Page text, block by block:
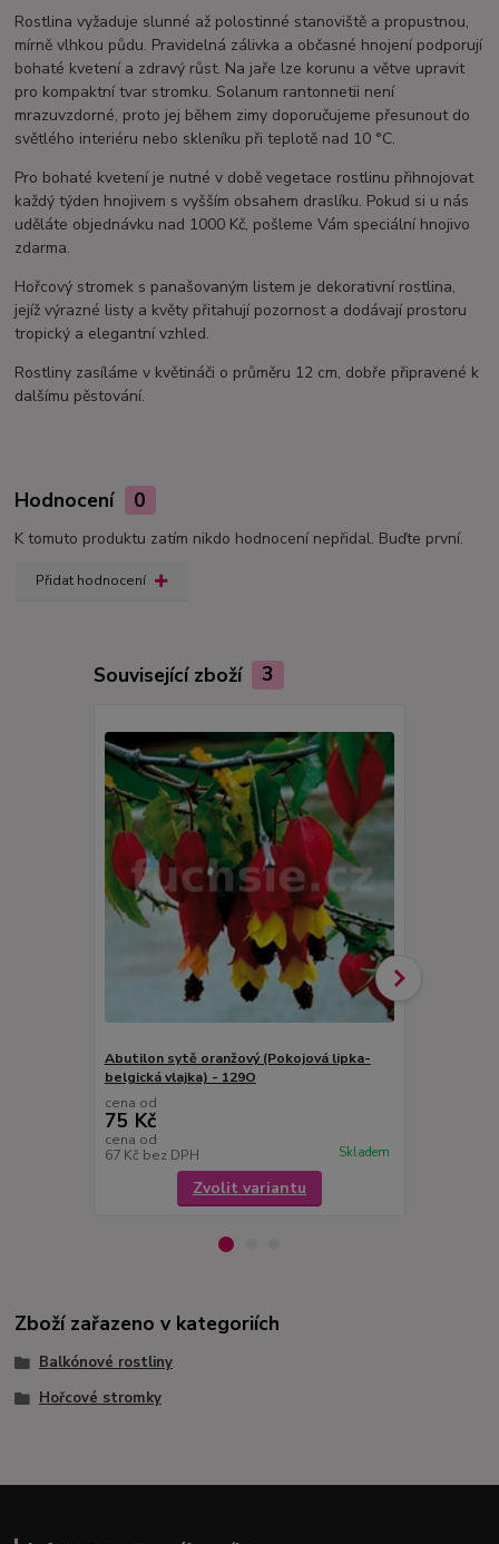
Rostlina vyžaduje slunné až polostinné stanoviště a propustnou,
mírně vlhkou půdu. Pravidelná zálivka a občasné hnojení podporují
bohaté kvetení a zdravý růst. Na jaře lze korunu a větve upravit
pro kompaktní tvar stromku. Solanum rantonnetii není
mrazuvzdorné, proto jej během zimy doporučujeme přesunout do
světlého interiéru nebo skleníku při teplotě nad 10 °C.
Pro bohaté kvetení je nutné v době vegetace rostlinu přihnojovat
každý týden hnojivem s vyšším obsahem draslíku. Pokud si u nás
uděláte objednávku nad 1000 Kč, pošleme Vám speciální hnojivo
zdarma.
Hořcový stromek s panašovaným listem je dekorativní rostlina,
jejíž výrazné listy a květy přitahují pozornost a dodávají prostoru
tropický a elegantní vzhled.
Rostliny zasíláme v květináči o průměru 12 cm, dobře připravené k
dalšímu pěstování.
Hodnocení 0
K tomuto produktu zatím nikdo hodnocení nepřidal. Buďte první.
Přidat hodnocení
Související zboží 3
Abutilon sytě oranžový (Pokojová lipka-
belgická vlajka) - 129O
cena od
75 Kč
cena od
67 Kč bez DPH Skladem
Zvolit variantu
Zboží zařazeno v kategoriích
Balkónové rostliny
Hořcové stromky